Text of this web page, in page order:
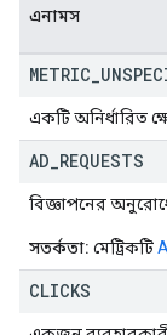
এনামস
METRIC
একটি অনির্ধারিত
AD REQUESTS
বিজ্ঞাপনের
সতর্কতা: মেট্রিকটি
CLICKS